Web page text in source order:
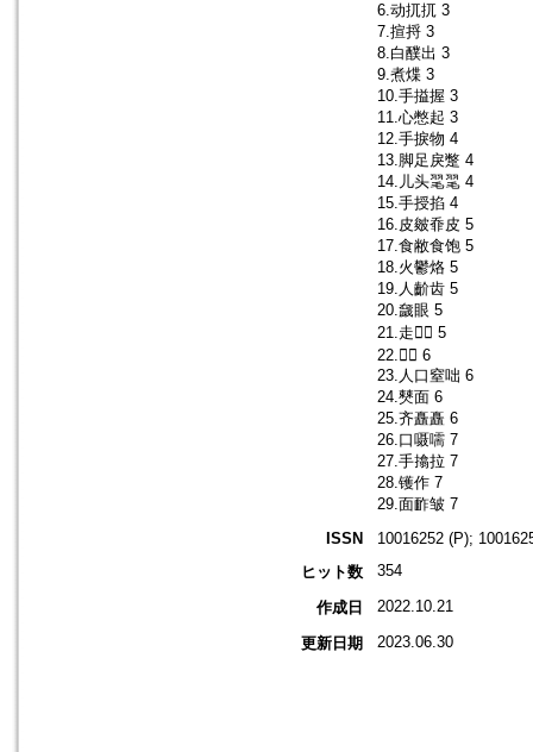
6.动扤扤 3
7.揎捋 3
8.白醭出 3
9.煮煠 3
10.手搤握 3
11.心憋起 3
12.手捩物 4
13.脚足戾蹩 4
14.儿头毣毣 4
15.手授掐 4
16.皮皴䨿皮 5
17.食敝食饱 5
18.火鬱烙 5
19.人齘齿 5
20.奯眼 5
21.走𧾯𧾯 5
22.𠞞捾 6
23.人口窒咄 6
24.僰面 6
25.齐矗矗 6
26.口嗫嚅 7
27.手㩉拉 7
28.镬作 7
29.面䩆皱 7
ISSN
10016252 (P);
ヒット数
354
作成日 2022.10.21
更新日期 2023.06.30